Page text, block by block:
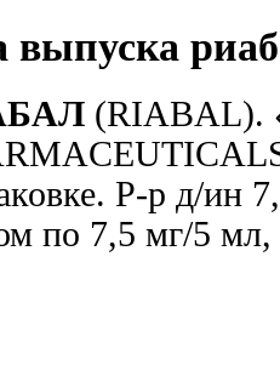
(RIABAL).
Р-р д/ин
по 7,5 мг/5